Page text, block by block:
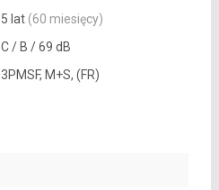
5 lat (60 miesięcy)
C / B / 69 dB
3PMSF, M+S, (FR)